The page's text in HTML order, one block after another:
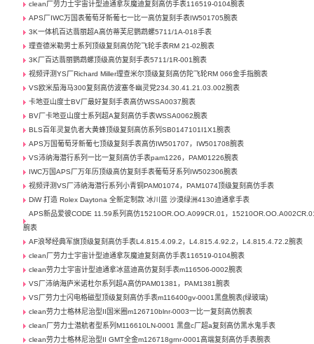
clean厂劳力士宇宙计型迪通拿灰魔迪复刻高仿手表116519-0104腕表
APS厂IWC万国表葡萄牙新葡七一比一高仿复刻手表IW501705腕表
3K一体机百达翡丽超A高仿蒂芙尼鹦鹉螺5711/1A-018手表
理查德米勒男士系列顶级复刻高仿陀飞轮手表RM 21-02腕表
3K厂百达翡丽鹦鹉螺顶级高仿复刻手表5711/1R-001腕表
视频评测YS厂Richard Miller理查米尔顶级复刻高仿陀飞轮RM 066金手指腕表
VS欧米茄海马300复刻高仿波塞冬幽灵党234.30.41.21.03.002腕表
卡地亚山度士BV厂最好复刻手表高仿WSSA0037腕表
BV厂卡地亚山度士系列超A复刻高仿手表WSSA0062腕表
BLS百年灵复仇者大黄蜂顶级复刻高仿系列SB0147101I1X1腕表
APS万国葡萄牙新葡七顶级复刻手表高仿IW501707，IW501708腕表
VS沛纳海潜行系列一比一复刻高仿手表pam1226，PAM01226腕表
IWC万国APS厂万年历顶级高仿复刻手表葡萄牙系列IW502306腕表
视频评测VS厂沛纳海潜行系列小青铜PAM01074，PAM1074顶级复刻高仿手表
DiW 打造 Rolex Daytona 全新定制款 冰川蓝 沙漠绿洲4130迪通拿手表
APS新品爱彼CODE 11.59系列高仿15210OR.OO.A099CR.01，
腕表
AF浪琴经典军旗顶级复刻高仿手表L4.815.4.09.2，L4.815.4.92.2，L4.815.4.72.2腕表
clean厂劳力士宇宙计型迪通拿灰魔迪复刻高仿手表116519-0104腕表
clean劳力士宇宙计型迪通拿冰蓝迪高仿复刻手表m116506-0002腕表
VS厂沛纳海庐米诺杜尔系列超A高仿PAM01381，PAM1381腕表
VS厂劳力士闪电格磁型顶级复刻高仿手表m116400gv-0001黑盘腕表(绿玻璃)
clean劳力士格林尼治型II国米圈m126710blnr-0003一比一复刻高仿腕表
clean厂劳力士潜航者型系列M116610LN-0001 黑盘c厂超a复刻高仿黑水鬼手表
clean劳力士格林尼治型II GMT全金m126718grnr-0001高端复刻高仿手表腕表